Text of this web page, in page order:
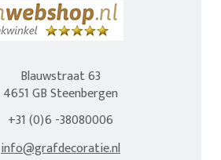
Blauwstraat 63
4651 GB Steenbergen
+31 (0)6 -38080006
info@grafdecoratie.nl